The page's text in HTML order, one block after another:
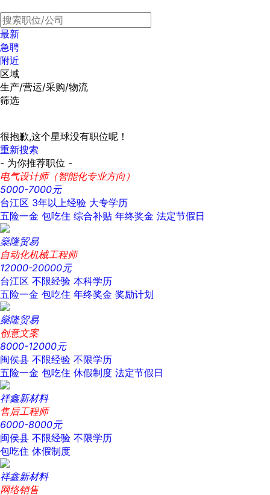
最新
急聘
附近
区域
生产/营运/采购/物流
筛选
很抱歉,这个星球没有职位呢！
重新搜索
- 为你推荐职位 -
电气设计师（智能化专业方向）
5000-7000元
台江区 3年以上经验 大专学历
五险一金 包吃住 综合补贴 年终奖金 法定节假日
燊隆贸易
自动化机械工程师
12000-20000元
台江区 不限经验 本科学历
五险一金 包吃住 年终奖金 奖励计划
燊隆贸易
创意文案
8000-12000元
闽侯县 不限经验 不限学历
五险一金 包吃住 休假制度 法定节假日
祥鑫新材料
售后工程师
6000-8000元
闽侯县 不限经验 不限学历
包吃住 休假制度
祥鑫新材料
网络销售